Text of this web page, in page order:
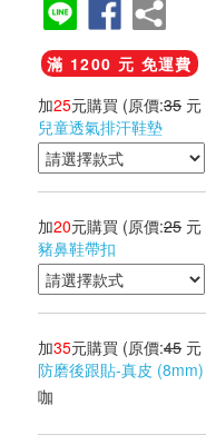
滿 1200 元 免運費
加25元購買 (原價:35 元
兒童透氣排汗鞋墊
加20元購買 (原價:25 元
豬鼻鞋帶扣
加35元購買 (原價:45 元
防磨後跟貼-真皮 (8mm)
咖